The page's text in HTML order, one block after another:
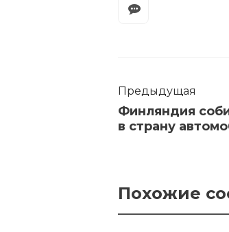
Предыдущая
Финляндия
в страну
Похожие